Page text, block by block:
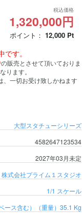
税込価格
1,320,000円
ポイント： 12,000 Pt
す。
の販売とさせて頂いておりま
ります。
、一切お受け致しかねます
大型スタチューシリーズ
4582647123534
2027年03月未定
株式会社プライム１スタジオ
1/1 スケール
（重量）35.1 Kg
ース含む）